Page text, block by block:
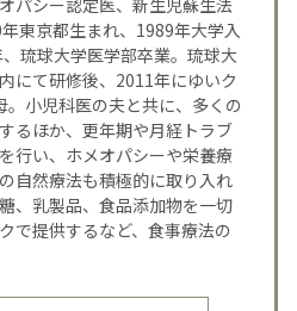
パシー認定医、新生児蘇生法
東京都生まれ、1989年大学入
琉球大学医学部卒業。琉球大
にて研修後、2011年にゆいク
。小児科医の夫と共に、多くの
るほか、更年期や月経トラブ
行い、ホメオパシーや栄養療
自然療法も積極的に取り入れ
、乳製品、食品添加物を一切
で提供するなど、食事療法の